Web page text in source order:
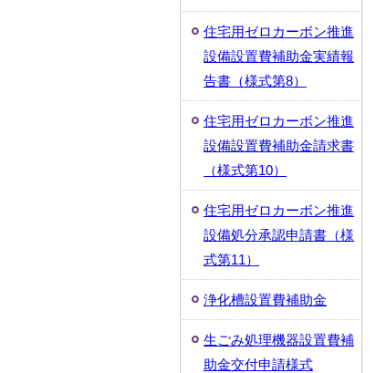
住宅用ゼロカーボン推進
設備設置費補助金実績報
告書（様式第8）
住宅用ゼロカーボン推進
設備設置費補助金請求書
（様式第10）
住宅用ゼロカーボン推進
設備処分承認申請書（様
式第11）
浄化槽設置費補助金
生ごみ処理機器設置費補
助金交付申請様式